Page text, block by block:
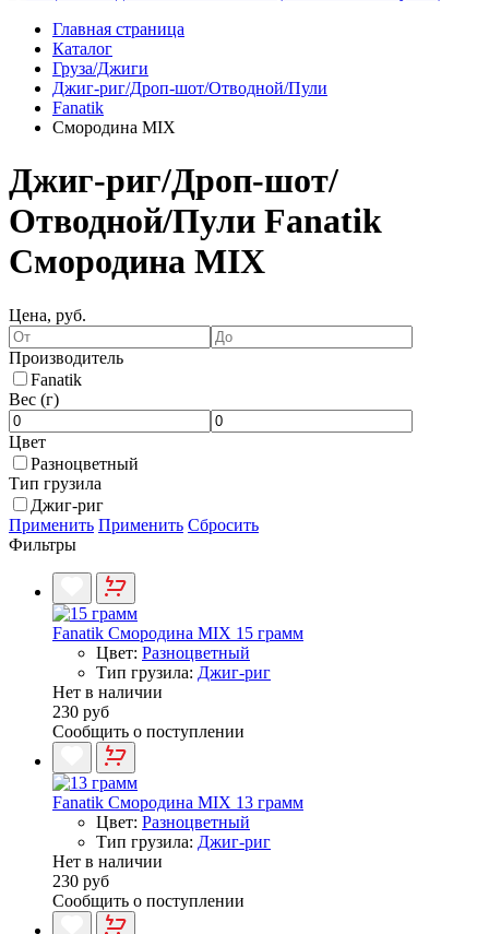
Главная страница
Каталог
Груза/Джиги
Джиг-риг/Дроп-шот/Отводной/Пули
Fanatik
Смородина MIX
Джиг-риг/Дроп-шот/
Отводной/Пули Fanatik
Смородина MIX
Цена, руб.
Производитель
Fanatik
Вес (г)
Цвет
Разноцветный
Тип грузила
Джиг-риг
Применить Применить Сбросить
Фильтры
Fanatik Смородина MIX 15 грамм
Цвет: Разноцветный
Тип грузила: Джиг-риг
Нет в наличии
230 руб
Сообщить о поступлении
Fanatik Смородина MIX 13 грамм
Цвет: Разноцветный
Тип грузила: Джиг-риг
Нет в наличии
230 руб
Сообщить о поступлении